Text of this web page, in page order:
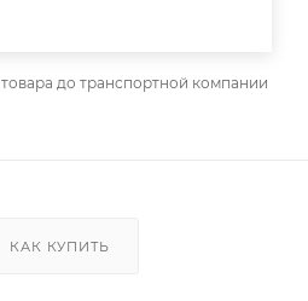
до транспортной компании
КАК КУПИТЬ